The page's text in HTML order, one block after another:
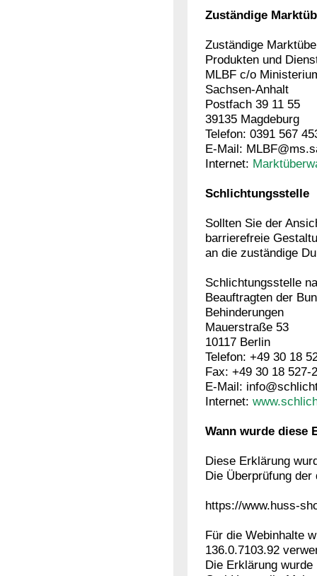
Zuständige
Zuständige
Produkten und
MLBF c/o
Sachsen-Anhalt
Postfach 39 11 55
39135 Magdeburg
Telefon: 0391 567
E-Mail:
Internet:
Schlichtungsstelle
Sollten Sie der
barrierefreie
an die zuständige
Schlichtungsstelle
Beauftragten der
Behinderungen
Mauerstraße 53
10117 Berlin
Telefon: +49 30 18
Fax: +49 30 18 527-
E-Mail:
Internet:
Wann wurde diese
Diese Erklärung
Die Überprüfung
https://www.huss-
Für die Webinhalte
136.0.7103.92
Die Erklärung